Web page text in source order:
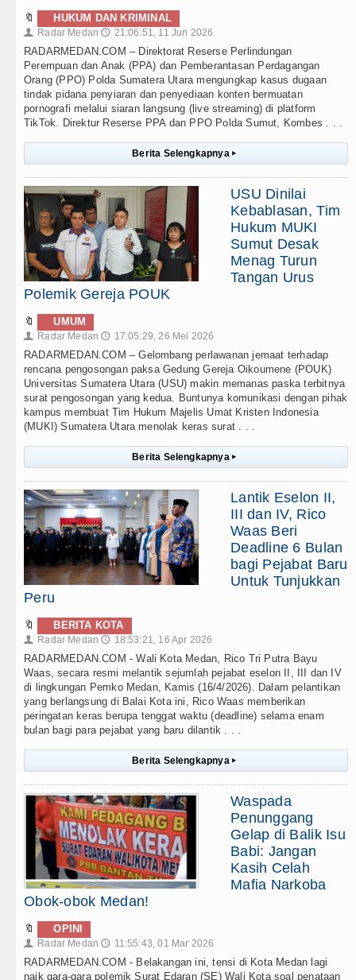
🔖 HUKUM DAN KRIMINAL
👤 Radar Medan 🕔 21:06:51, 11 Jun 2026
RADARMEDAN.COM – Direktorat Reserse Perlindungan
Perempuan dan Anak (PPA) dan Pemberantasan Perdagangan
Orang (PPO) Polda Sumatera Utara mengungkap kasus dugaan
tindak pidana penyiaran dan penyediaan konten bermuatan
pornografi melalui siaran langsung (live streaming) di platform
TikTok. Direktur Reserse PPA dan PPO Polda Sumut, Kombes . . .
Berita Selengkapnya ▸
USU Dinilai
Kebablasan, Tim
Hukum MUKI
Sumut Desak
Menag Turun
Tangan Urus
Polemik Gereja POUK
🔖 UMUM
👤 Radar Medan 🕔 17:05:29, 26 Mei 2026
RADARMEDAN.COM – Gelombang perlawanan jemaat terhadap
rencana pengosongan paksa Gedung Gereja Oikoumene (POUK)
Universitas Sumatera Utara (USU) makin memanas paska terbitnya
surat pengosongan yang kedua. Buntunya komunikasi dengan pihak
kampus membuat Tim Hukum Majelis Umat Kristen Indonesia
(MUKI) Sumatera Utara menolak keras surat . . .
Berita Selengkapnya ▸
Lantik Eselon II,
III dan IV, Rico
Waas Beri
Deadline 6 Bulan
bagi Pejabat Baru
Untuk Tunjukkan
Peru
🔖 BERITA KOTA
👤 Radar Medan 🕔 18:53:21, 16 Apr 2026
RADARMEDAN.COM - Wali Kota Medan, Rico Tri Putra Bayu
Waas, secara resmi melantik sejumlah pejabat eselon II, III dan IV
di lingkungan Pemko Medan, Kamis (16/4/2026). Dalam pelantikan
yang berlangsung di Balai Kota ini, Rico Waas memberikan
peringatan keras berupa tenggat waktu (deadline) selama enam
bulan bagi para pejabat yang baru dilantik . . .
Berita Selengkapnya ▸
Waspada
Penunggang
Gelap di Balik Isu
Babi: Jangan
Kasih Celah
Mafia Narkoba
Obok-obok Medan!
🔖 OPINI
👤 Radar Medan 🕔 11:55:43, 01 Mar 2026
RADARMEDAN.COM - Belakangan ini, tensi di Kota Medan lagi
naik gara-gara polemik Surat Edaran (SE) Wali Kota soal penataan